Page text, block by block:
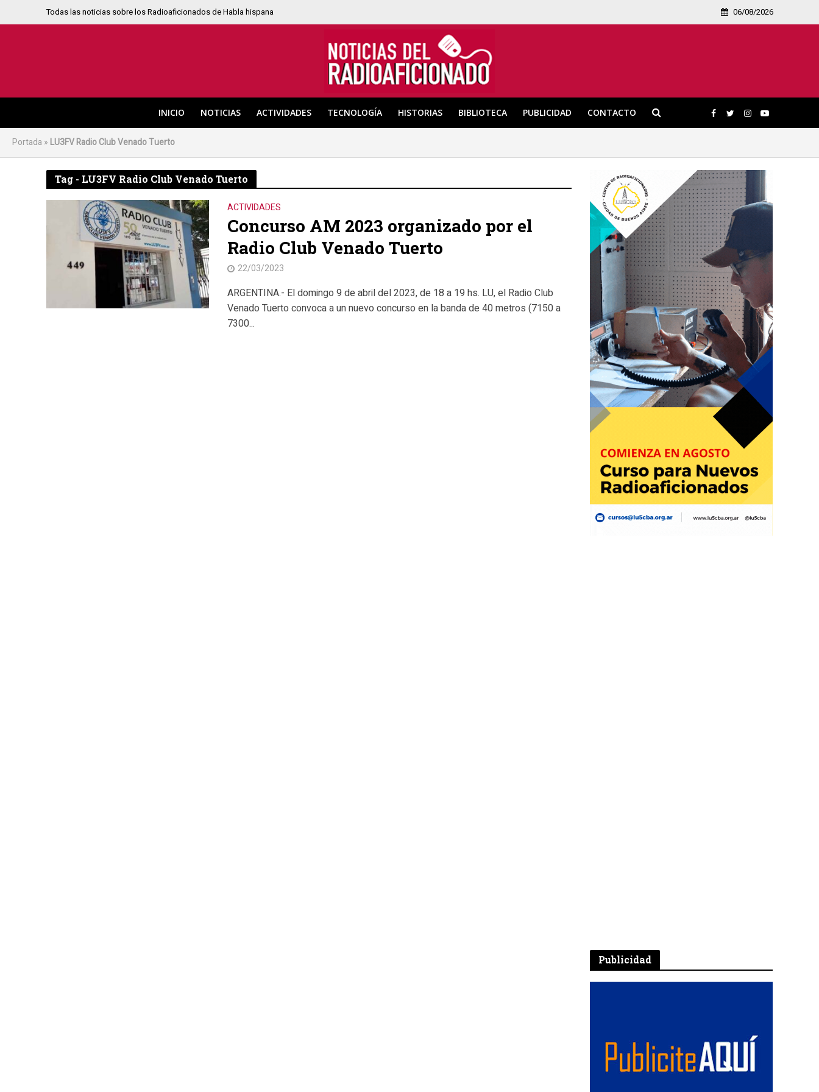
Todas las noticias sobre los Radioaficionados de Habla hispana 06/08/2026
INICIO NOTICIAS ACTIVIDADES TECNOLOGÍA HISTORIAS BIBLIOTECA PUBLICIDAD CONTACTO
Portada » LU3FV Radio Club Venado Tuerto
Tag - LU3FV Radio Club Venado Tuerto
ACTIVIDADES
Concurso AM 2023 organizado por el
Radio Club Venado Tuerto
22/03/2023
ARGENTINA.- El domingo 9 de abril del 2023, de 18 a 19 hs. LU, el Radio Club
Venado Tuerto convoca a un nuevo concurso en la banda de 40 metros (7150 a
7300...
Publicidad